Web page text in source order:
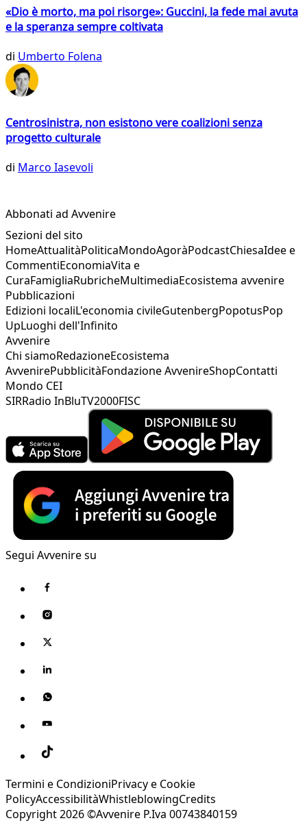
«Dio è morto, ma poi risorge»: Guccini, la fede mai avuta
e la speranza sempre coltivata
di Umberto Folena
Centrosinistra, non esistono vere coalizioni senza
progetto culturale
di Marco Iasevoli
Abbonati ad Avvenire
Sezioni del sito
HomeAttualitàPoliticaMondoAgoràPodcastChiesaIdee e
CommentiEconomiaVita e
CuraFamigliaRubricheMultimediaEcosistema avvenire
Pubblicazioni
Edizioni localiL'economia civileGutenbergPopotusPop
UpLuoghi dell'Infinito
Avvenire
Chi siamoRedazioneEcosistema
AvvenirePubblicitàFondazione AvvenireShopContatti
Mondo CEI
SIRRadio InBluTV2000FISC
Segui Avvenire su
Termini e CondizioniPrivacy e Cookie
PolicyAccessibilitàWhistleblowingCredits
Copyright 2026 ©Avvenire P.Iva 00743840159